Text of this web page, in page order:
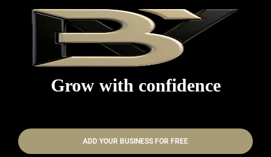
Grow with confidence
ADD YOUR BUSINESS FOR FREE